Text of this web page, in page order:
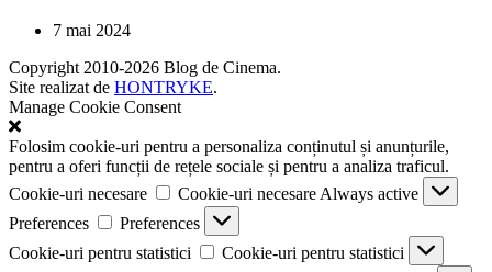
7 mai 2024
Copyright 2010-2026 Blog de Cinema.
Site realizat de HONTRYKE.
Manage Cookie Consent
Folosim cookie-uri pentru a personaliza conținutul și anunțurile,
pentru a oferi funcții de rețele sociale și pentru a analiza traficul.
Cookie-uri necesare
Cookie-uri necesare Always active
Preferences
Preferences
Cookie-uri pentru statistici
Cookie-uri pentru statistici